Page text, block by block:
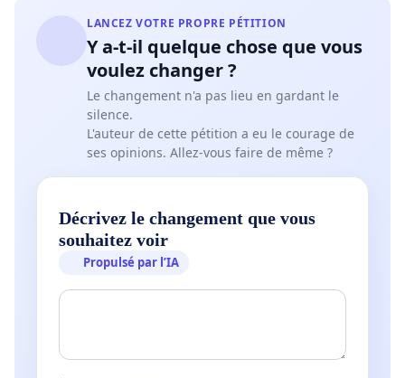
LANCEZ VOTRE PROPRE PÉTITION
Y a-t-il quelque chose que vous
voulez changer ?
Le changement n'a pas lieu en gardant le
silence.
L'auteur de cette pétition a eu le courage de
ses opinions. Allez-vous faire de même ?
Décrivez le changement que vous
souhaitez voir
Propulsé par l’IA